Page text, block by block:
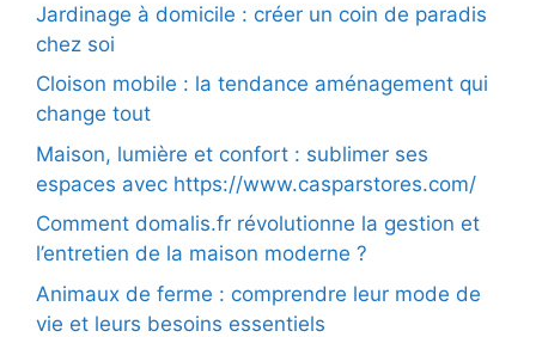
Jardinage à domicile : créer un coin de paradis
chez soi
Cloison mobile : la tendance aménagement qui
change tout
Maison, lumière et confort : sublimer ses
espaces avec https://www.casparstores.com/
Comment domalis.fr révolutionne la gestion et
l’entretien de la maison moderne ?
Animaux de ferme : comprendre leur mode de
vie et leurs besoins essentiels